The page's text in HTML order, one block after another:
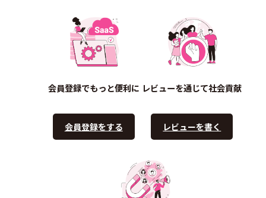
会員登録でもっと便利に
会員登録をする
レビューを通じて社会貢献
レビューを書く